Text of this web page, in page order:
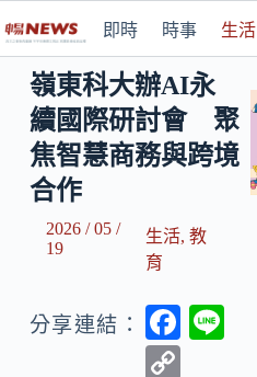
即時 時事 生活
嶺東科大辦AI永
續國際研討會 聚
焦智慧商務與跨境
合作
2026 / 05 /
19
生活,教
育
分享連結：
F